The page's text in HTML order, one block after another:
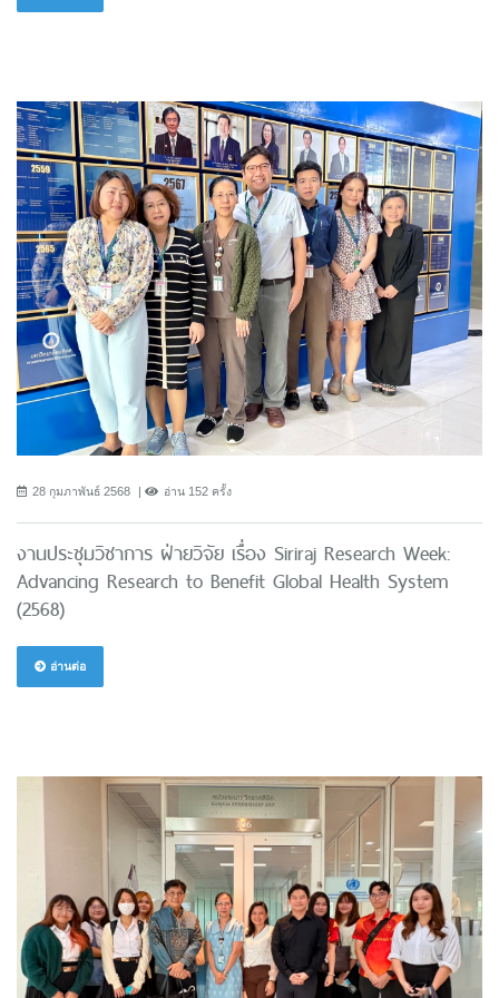
28 กุมภาพันธ์ 2568 อ่าน 152 ครั้ง
งานประชุมวิชาการ ฝ่ายวิจัย เรื่อง Siriraj Research Week:
Advancing Research to Benefit Global Health System
(2568)
อ่านต่อ